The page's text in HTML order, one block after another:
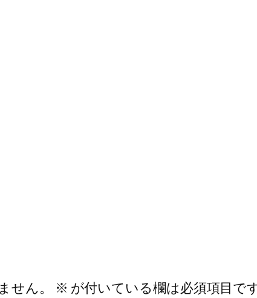
ん。
※ が付いている欄は必須項目で